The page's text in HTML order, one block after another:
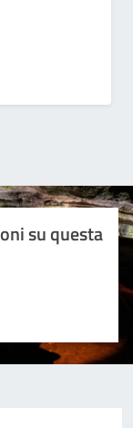
su questa